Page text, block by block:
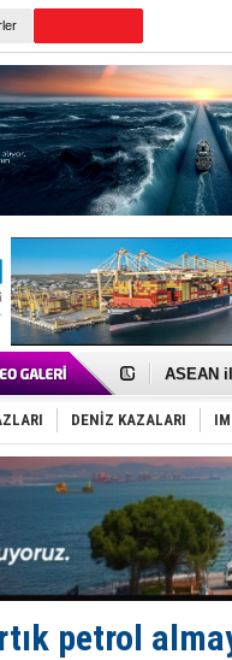
D-
ASEAN
TAYK -
İstanbul
Tersane
İngiliz
FESCO,
DESE,
35
Anadolu
DENİZ KAZALARI
petrol